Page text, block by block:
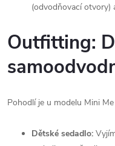
(odvodňovací otvory)
Outfitting:
Pohodlí je u modelu Mini
Dětské sedadlo: